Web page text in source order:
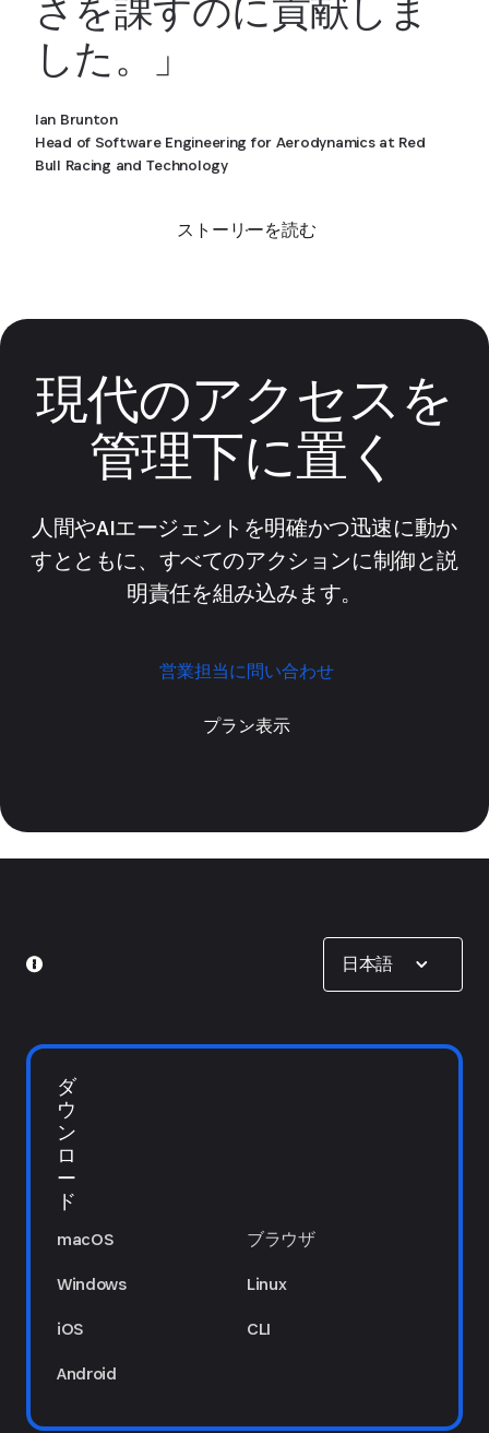
さを課すのに貢献しま
した。」
Ian Brunton
Head of Software Engineering for Aerodynamics at Red
Bull Racing and Technology
ストーリーを読む
現代のアクセスを
管理下に置く
人間やAIエージェントを明確かつ迅速に動か
すとともに、すべてのアクションに制御と説
明責任を組み込みます。
営業担当に問い合わせ
プラン表示
日本語
Show options
ダ
ウ
ン
ロ
ー
ド
macOS
Windows
iOS
Android
ブラウザ
Linux
CLI